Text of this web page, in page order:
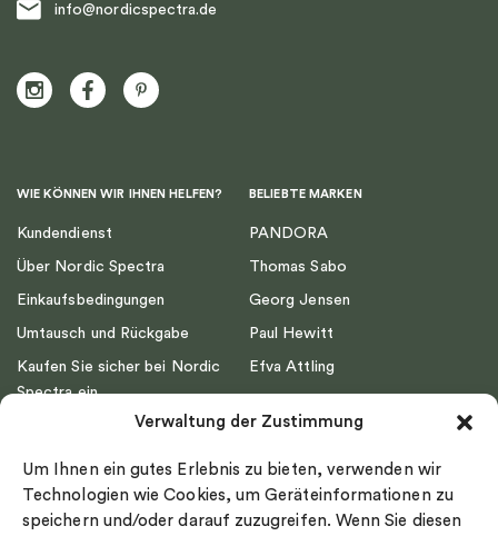
Verwaltung der Zustimmung
Um Ihnen ein gutes Erlebnis zu bieten, verwenden wir
Technologien wie Cookies, um Geräteinformationen zu
speichern und/oder darauf zuzugreifen. Wenn Sie diesen
info@nordicspectra.de
WIE KÖNNEN WIR IHNEN HELFEN?
Kundendienst
Über Nordic Spectra
Einkaufsbedingungen
Umtausch und Rückgabe
Kaufen Sie sicher bei Nordic
Spectra ein
Impressum
Ringgröße
Widerrufsrecht
BELIEBTE MARKEN
PANDORA
Thomas Sabo
Georg Jensen
Paul Hewitt
Efva Attling
Drakenberg Sjölin
Nordic Spectra